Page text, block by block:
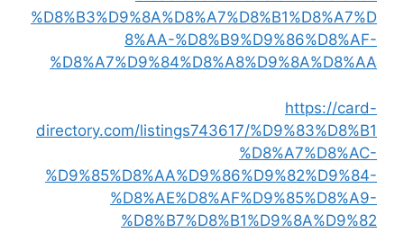
%D8%B3%D9%8A%D8%A7%D8%B1%D8%A7%D
8%AA-%D8%B9%D9%86%D8%AF-
%D8%A7%D9%84%D8%A8%D9%8A%D8%AA
https://card-
directory.com/listings743617/%D9%83%D8%B1
%D8%A7%D8%AC-
%D9%85%D8%AA%D9%86%D9%82%D9%84-
%D8%AE%D8%AF%D9%85%D8%A9-
%D8%B7%D8%B1%D9%8A%D9%82